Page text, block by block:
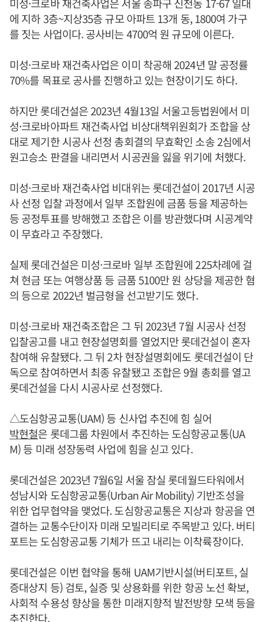
에 지하 3층~지상35층 규모 아파트 13개 동, 1800여 가구
를 짓는 사업이다. 공사비는 4700억 원 규모에 이른다.
미성·크로바 재건축사업은 이미 착공해 2024년 말 공정률
70%를 목표로 공사를 진행하고 있는 현장이기도 하다.
하지만 롯데건설은 2023년 4월13일 서울고등법원에서 미
성·크로바아파트 재건축사업 비상대책위원회가 조합을 상
대로 제기한 시공사 선정 총회결의 무효확인 소송 2심에서
원고승소 판결을 내리면서 시공권을 잃을 위기에 처했다.
미성·크로바 재건축사업 비대위는 롯데건설이 2017년 시공
사 선정 입찰 과정에서 일부 조합원에 금품 등을 제공하는
등 공정투표를 방해했고 조합은 이를 방관했다며 시공계약
이 무효라고 주장했다.
실제 롯데건설은 미성·크로바 일부 조합원에 225차례에 걸
쳐 현금 또는 여행상품 등 금품 5100만 원 상당을 제공한 혐
의 등으로 2022년 벌금형을 선고받기도 했다.
미성·크로바 재건축조합은 그 뒤 2023년 7월 시공사 선정
입찰공고를 내고 현장설명회를 열었지만 롯데건설이 혼자
참여해 유찰됐다. 그 뒤 2차 현장설명회에도 롯데건설이 단
독으로 참여하면서 최종 유찰됐고 조합은 9월 총회를 열고
롯데건설을 다시 시공사로 선정했다.
△도심항공교통(UAM) 등 신사업 추진에 힘 실어
박현철은 롯데그룹 차원에서 추진하는 도심항공교통(UA
M) 등 미래 성장동력 사업에 힘을 싣고 있다.
롯데건설은 2023년 7월6일 서울 잠실 롯데월드타워에서
성남시와 도심항공교통(Urban Air Mobility) 기반조성을
위한 업무협약을 맺었다. 도심항공교통은 지상과 항공을 연
결하는 교통수단이자 미래 모빌리티로 주목받고 있다. 버티
포트는 도심항공교통 기체가 뜨고 내리는 이착륙장이다.
롯데건설은 이번 협약을 통해 UAM기반시설(버티포트, 실
증대상지 등) 검토, 실증 및 상용화를 위한 항공 노선 확보,
사회적 수용성 향상을 통한 미래지향적 발전방향 모색 등을
추진한다.